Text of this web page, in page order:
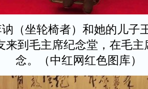
（坐轮椅者）和她的儿子
来到毛主席纪念堂，在毛主
念。（中红网红色图库）